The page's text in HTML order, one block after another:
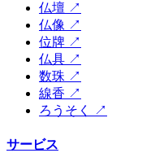
仏壇 ↗
仏像 ↗
位牌 ↗
仏具 ↗
数珠 ↗
線香 ↗
ろうそく
↗
サービス